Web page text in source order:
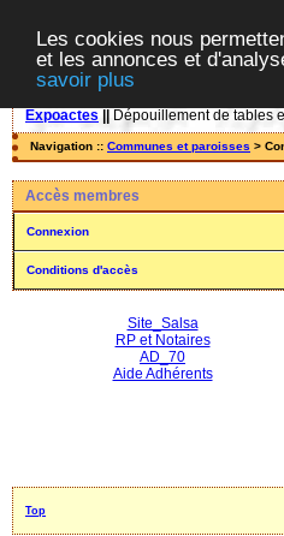
Les cookies nous
et les annonces et
savoir plus
Expoactes Dépouillement de tables
Navigation :: Communes et paroisses >
Accès membres
Connexion
Conditions d'accès
Site_Salsa
RP et Notaires
AD_70
Aide Adhérents
Top